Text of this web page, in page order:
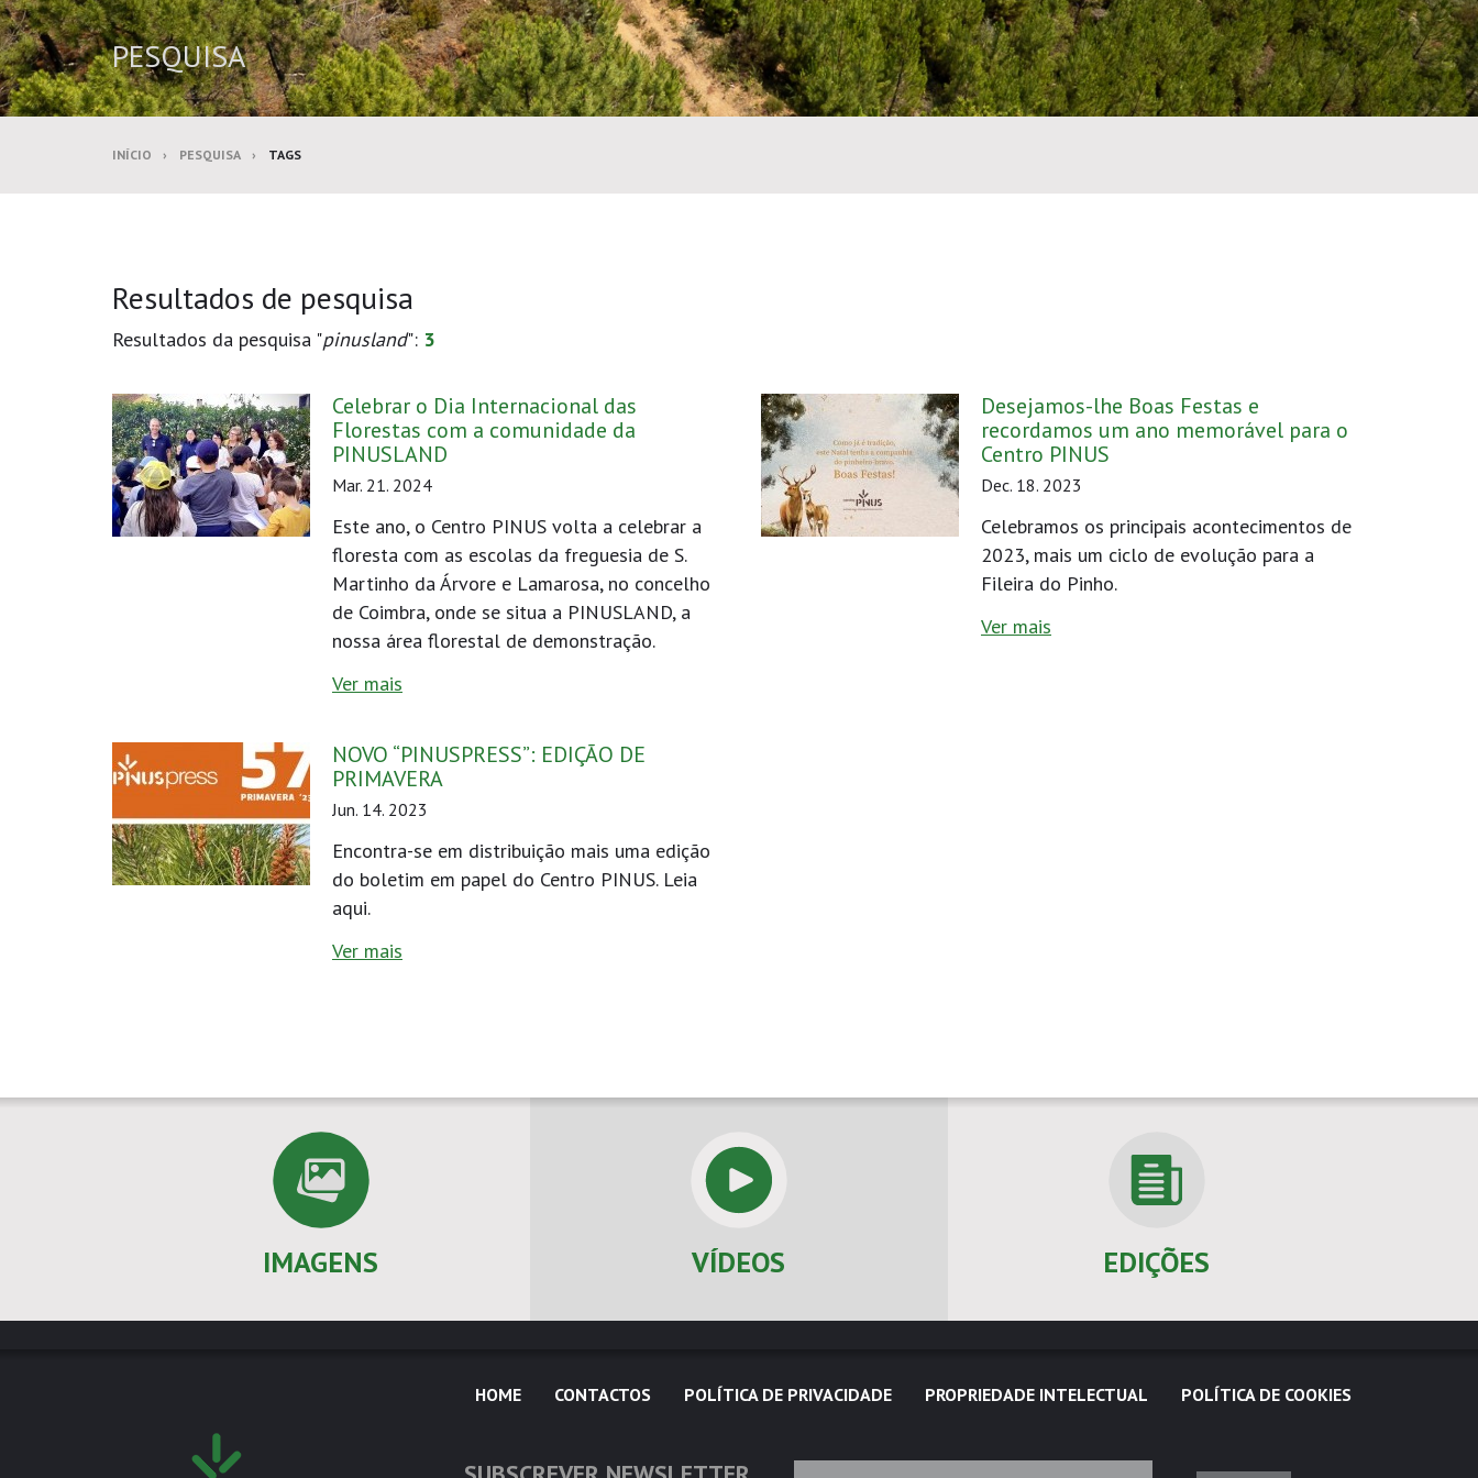
PESQUISA
INÍCIO PESQUISA TAGS
Resultados de pesquisa
Resultados da pesquisa "pinusland": 3
Celebrar o Dia Internacional das
Florestas com a comunidade da
PINUSLAND
Mar. 21. 2024
Este ano, o Centro PINUS volta a celebrar a
floresta com as escolas da freguesia de S.
Martinho da Árvore e Lamarosa, no concelho
de Coimbra, onde se situa a PINUSLAND, a
nossa área florestal de demonstração.
Ver mais
Desejamos-lhe Boas Festas e
recordamos um ano memorável para o
Centro PINUS
Dec. 18. 2023
Celebramos os principais acontecimentos de
2023, mais um ciclo de evolução para a
Fileira do Pinho.
Ver mais
NOVO “PINUSPRESS”: EDIÇÃO DE
PRIMAVERA
Jun. 14. 2023
Encontra-se em distribuição mais uma edição
do boletim em papel do Centro PINUS. Leia
aqui.
Ver mais
IMAGENS VÍDEOS EDIÇÕES
HOME CONTACTOS POLÍTICA DE PRIVACIDADE PROPRIEDADE INTELECTUAL POLÍTICA DE COOKIES